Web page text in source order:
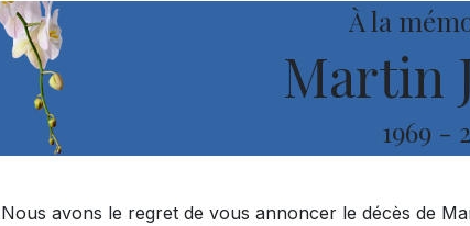
À la
Martin
1969 -
Nous avons le regret de vous annoncer le décès de